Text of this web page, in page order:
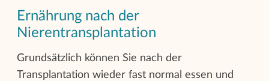
Ernährung nach der
Nierentransplantation
Grundsätzlich können Sie nach der
Transplantation wieder fast normal essen und